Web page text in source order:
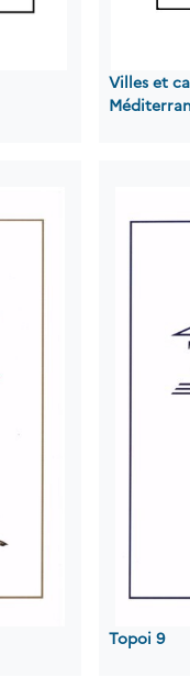
Villes et
Topoi 9